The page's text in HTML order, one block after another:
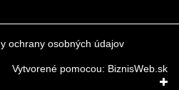
ochrany osobných údajov
Vytvorené pomocou: BiznisWeb.sk